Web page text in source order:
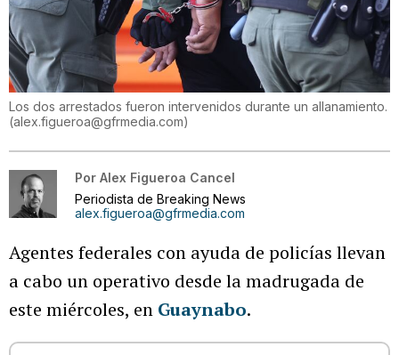
Los dos arrestados fueron intervenidos durante un allanamiento.
(alex.figueroa@gfrmedia.com)
Por Alex Figueroa Cancel
Periodista de Breaking News
alex.figueroa@gfrmedia.com
Agentes federales con ayuda de policías llevan
a cabo un operativo desde la madrugada de
este miércoles, en Guaynabo.